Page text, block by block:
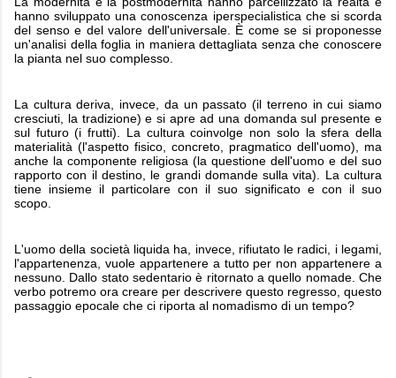
hanno sviluppato una conoscenza iperspecialistica che si scorda
del senso e del valore dell'universale. È come se si proponesse
un'analisi della foglia in maniera dettagliata senza che conoscere
la pianta nel suo complesso.
La cultura deriva, invece, da un passato (il terreno in cui siamo
cresciuti, la tradizione) e si apre ad una domanda sul presente e
sul futuro (i frutti). La cultura coinvolge non solo la sfera della
materialità (l'aspetto fisico, concreto, pragmatico dell'uomo), ma
anche la componente religiosa (la questione dell'uomo e del suo
rapporto con il destino, le grandi domande sulla vita). La cultura
tiene insieme il particolare con il suo significato e con il suo
scopo.
L'uomo della società liquida ha, invece, rifiutato le radici, i legami,
l'appartenenza, vuole appartenere a tutto per non appartenere a
nessuno. Dallo stato sedentario è ritornato a quello nomade. Che
verbo potremo ora creare per descrivere questo regresso, questo
passaggio epocale che ci riporta al nomadismo di un tempo?